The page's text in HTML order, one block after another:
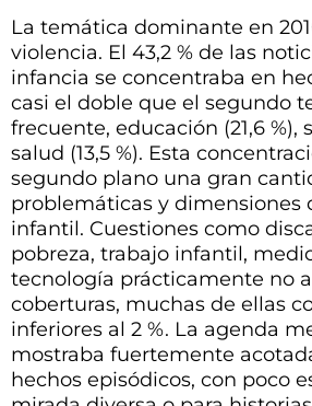
La temática dominante en
violencia. El 43,2 % de las
infancia se concentraba en
casi el doble que el segundo
frecuente, educación (21,6 %),
salud (13,5 %). Esta
segundo plano una gran
problemáticas y dimensiones
infantil. Cuestiones como
pobreza, trabajo infantil,
tecnología prácticamente no
coberturas, muchas de ellas
inferiores al 2 %. La agenda
mostraba fuertemente
hechos episódicos, con poco